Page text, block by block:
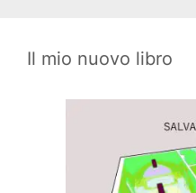
Il mio nuovo libro